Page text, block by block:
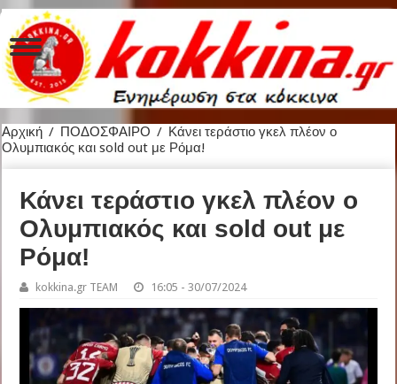
Αρχική / ΠΟΔΟΣΦΑΙΡΟ / Κάνει τεράστιο γκελ πλέον ο
Ολυμπιακός και sold out με Ρόμα!
Κάνει τεράστιο γκελ πλέον ο
Ολυμπιακός και sold out με
Ρόμα!
kokkina.gr TEAM 16:05 - 30/07/2024